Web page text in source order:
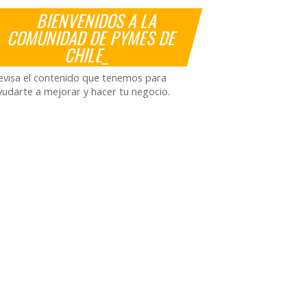
BIENVENIDOS A LA
COMUNIDAD DE PYMES DE
CHILE_
el contenido que tenemos para
a mejorar y hacer tu negocio.